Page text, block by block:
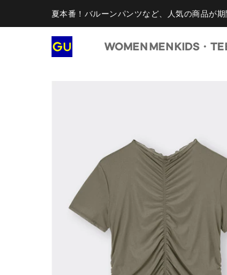
夏本番！バルーンパンツなど、人気の商品が期
WOMEN MENKIDS・